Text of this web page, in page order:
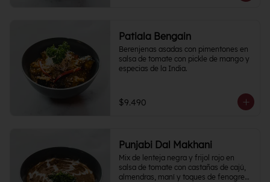
Patiala Bengain
Berenjenas asadas con pimentones en
salsa de tomate con pickle de mango y
especias de la India.
$9.490
Punjabi Dal Makhani
Mix de lenteja negra y frijol rojo en
salsa de tomate con castañas de cajú,
almendras, maní y toques de fenogreco